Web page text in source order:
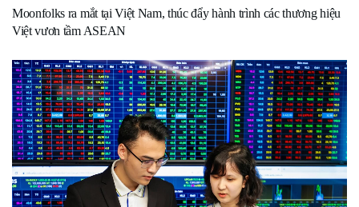
Moonfolks ra mắt tại Việt Nam, thúc đẩy hành trình các thương hiệu
Việt vươn tầm ASEAN